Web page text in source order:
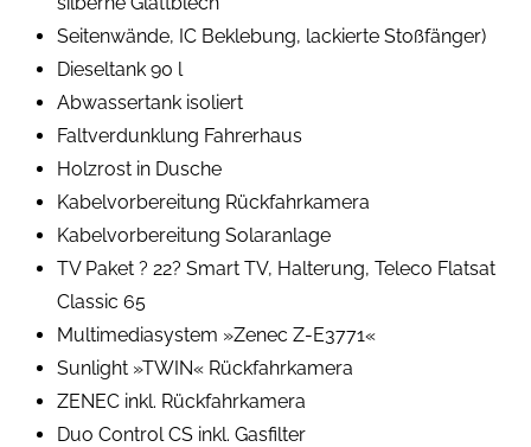
Seitenwände, IC Beklebung, lackierte Stoßfänger)
Dieseltank 90 l
Abwassertank isoliert
Faltverdunklung Fahrerhaus
Holzrost in Dusche
Kabelvorbereitung Rückfahrkamera
Kabelvorbereitung Solaranlage
TV Paket ? 22? Smart TV, Halterung, Teleco Flatsat
Classic 65
Multimediasystem »Zenec Z-E3771«
Sunlight »TWIN« Rückfahrkamera
ZENEC inkl. Rückfahrkamera
Duo Control CS inkl. Gasfilter